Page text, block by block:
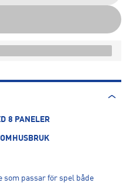
8 PANELER
som passar för spel både